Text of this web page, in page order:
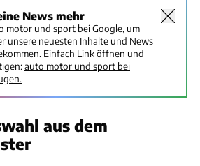
News mehr
motor und sport bei Google, um
unsere neuesten Inhalte und News
Einfach Link öffnen und
auto motor und sport bei
aus dem